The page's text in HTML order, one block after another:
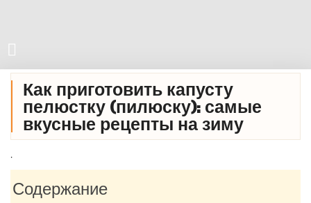
Как приготовить капусту
пелюстку (пилюску): самые
вкусные рецепты на зиму
.
Содержание